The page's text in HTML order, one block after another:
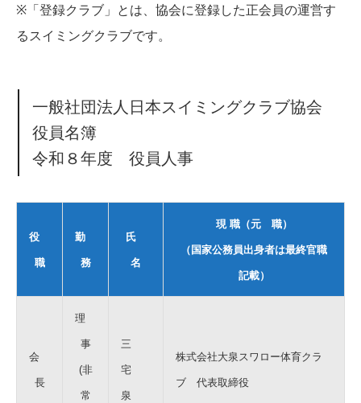
※「登録クラブ」とは、協会に登録した正会員の運営す
るスイミングクラブです。
一般社団法人日本スイミングクラブ協会
役員名簿
令和８年度 役員人事
役
職
勤
務
氏
名
現 職（元 職）
（国家公務員出身者は最終官職
記載）
会
長
理
事
(非
常
三
宅
泉
株式会社大泉スワロー体育クラ
ブ 代表取締役